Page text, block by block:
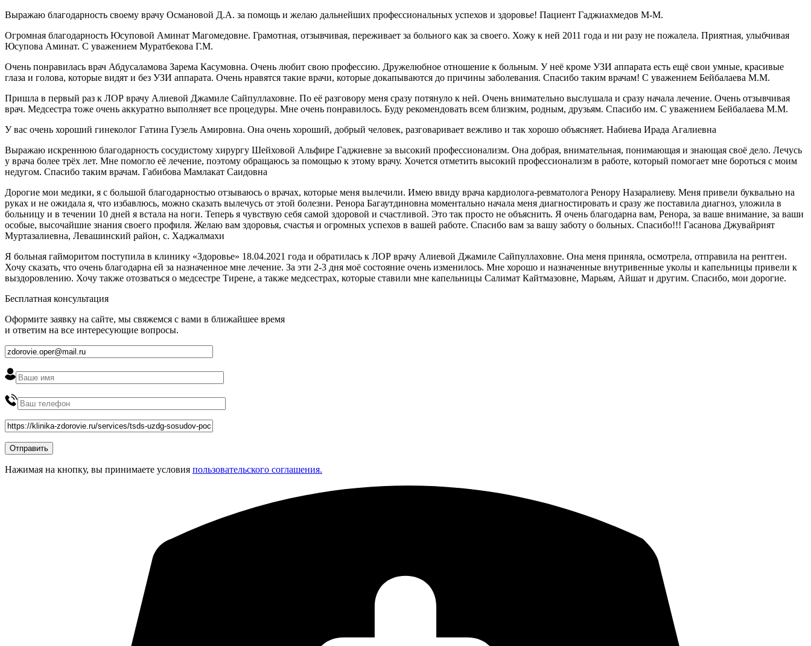
Выражаю благодарность своему врачу Османовой Д.А. за помощь и желаю дальнейших профессиональных успехов и здоровье! Пациент Гаджиахмедов М-М.
Огромная благодарность Юсуповой Аминат Магомедовне. Грамотная, отзывчивая, переживает за больного как за своего. Хожу к ней 2011 года и ни разу не пожалела. Приятная, улыбчивая
Юсупова Аминат. С уважением Муратбекова Г.М.
Очень понравилась врач Абдусаламова Зарема Касумовна. Очень любит свою профессию. Дружелюбное отношение к больным. У неё кроме УЗИ аппарата есть ещё свои умные, красивые
глаза и голова, которые видят и без УЗИ аппарата. Очень нравятся такие врачи, которые докапываются до причины заболевания. Спасибо таким врачам! С уважением Бейбалаева М.М.
Пришла в первый раз к ЛОР врачу Алиевой Джамиле Сайпуллаховне. По её разговору меня сразу потянуло к ней. Очень внимательно выслушала и сразу начала лечение. Очень отзывчивая
врач. Медсестра тоже очень аккуратно выполняет все процедуры. Мне очень понравилось. Буду рекомендовать всем близким, родным, друзьям. Спасибо им. С уважением Бейбалаева М.М.
У вас очень хороший гинеколог Гатина Гузель Амировна. Она очень хороший, добрый человек, разговаривает вежливо и так хорошо объясняет. Набиева Ирада Агалиевна
Выражаю искреннюю благодарность сосудистому хирургу Шейховой Альфире Гаджиевне за высокий профессионализм. Она добрая, внимательная, понимающая и знающая своё дело. Лечусь
у врача более трёх лет. Мне помогло её лечение, поэтому обращаюсь за помощью к этому врачу. Хочется отметить высокий профессионализм в работе, который помогает мне бороться с моим
недугом. Спасибо таким врачам. Габибова Мамлакат Саидовна
Дорогие мои медики, я с большой благодарностью отзываюсь о врачах, которые меня вылечили. Имею ввиду врача кардиолога-ревматолога Ренору Назаралиеву. Меня привели буквально на
руках и не ожидала я, что избавлюсь, можно сказать вылечусь от этой болезни. Ренора Багаутдиновна моментально начала меня диагностировать и сразу же поставила диагноз, уложила в
больницу и в течении 10 дней я встала на ноги. Теперь я чувствую себя самой здоровой и счастливой. Это так просто не объяснить. Я очень благодарна вам, Ренора, за ваше внимание, за ваши
особые, высочайшие знания своего профиля. Желаю вам здоровья, счастья и огромных успехов в вашей работе. Спасибо вам за вашу заботу о больных. Спасибо!!! Гасанова Джувайрият
Муртазалиевна, Левашинский район, с. Хаджалмахи
Я больная гайморитом поступила в клинику «Здоровье» 18.04.2021 года и обратилась к ЛОР врачу Алиевой Джамиле Сайпуллаховне. Она меня приняла, осмотрела, отправила на рентген.
Хочу сказать, что очень благодарна ей за назначенное мне лечение. За эти 2-3 дня моё состояние очень изменилось. Мне хорошо и назначенные внутривенные уколы и капельницы привели к
выздоровлению. Хочу также отозваться о медсестре Тирене, а также медсестрах, которые ставили мне капельницы Салимат Кайтмазовне, Марьям, Айшат и другим. Спасибо, мои дорогие.
Бесплатная консультация
Оформите заявку на сайте, мы свяжемся с вами в ближайшее время
и ответим на все интересующие вопросы.
Нажимая на кнопку, вы принимаете условия пользовательского соглашения.